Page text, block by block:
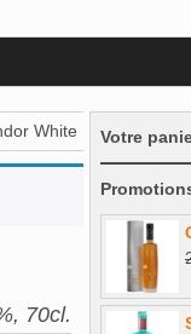
White
70cl.
Votre